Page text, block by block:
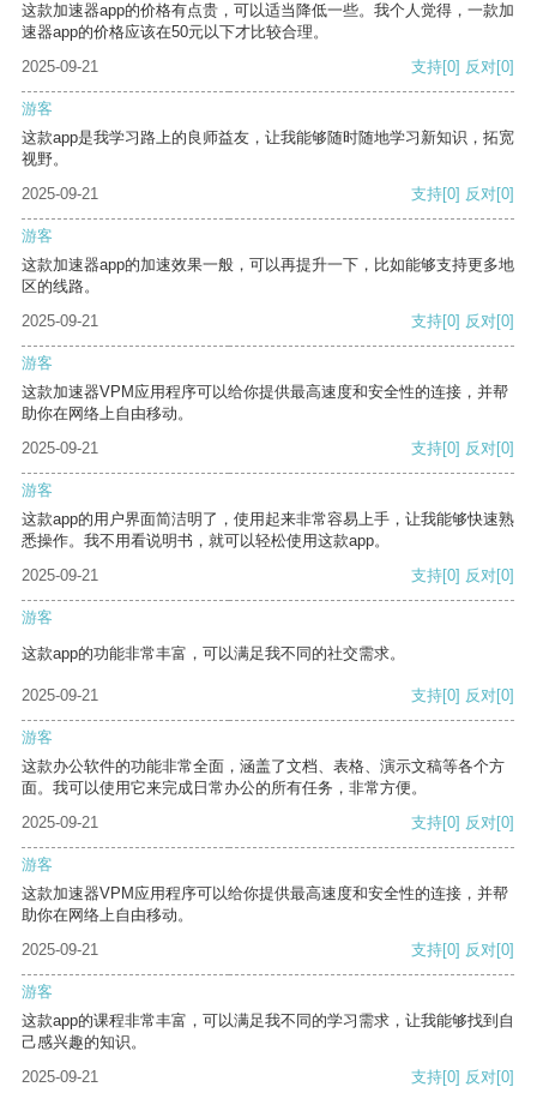
这款加速器app的价格有点贵，可以适当降低一些。我个人觉得，一款加
速器app的价格应该在50元以下才比较合理。
2025-09-21
支持[0] 反对[0]
游客
这款app是我学习路上的良师益友，让我能够随时随地学习新知识，拓宽
视野。
2025-09-21
支持[0] 反对[0]
游客
这款加速器app的加速效果一般，可以再提升一下，比如能够支持更多地
区的线路。
2025-09-21
支持[0] 反对[0]
游客
这款加速器VPM应用程序可以给你提供最高速度和安全性的连接，并帮
助你在网络上自由移动。
2025-09-21
支持[0] 反对[0]
游客
这款app的用户界面简洁明了，使用起来非常容易上手，让我能够快速熟
悉操作。我不用看说明书，就可以轻松使用这款app。
2025-09-21
支持[0] 反对[0]
游客
这款app的功能非常丰富，可以满足我不同的社交需求。
2025-09-21 支持[0] 反对[0]
游客
这款办公软件的功能非常全面，涵盖了文档、表格、演示文稿等各个方
面。我可以使用它来完成日常办公的所有任务，非常方便。
2025-09-21
支持[0] 反对[0]
游客
这款加速器VPM应用程序可以给你提供最高速度和安全性的连接，并帮
助你在网络上自由移动。
2025-09-21
支持[0] 反对[0]
游客
这款app的课程非常丰富，可以满足我不同的学习需求，让我能够找到自
己感兴趣的知识。
2025-09-21
支持[0] 反对[0]